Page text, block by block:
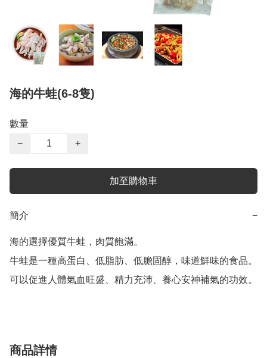
海的牛蛙(6-8隻)
數量
−
+
加至購物車
簡介 −
海的選擇優質牛蛙，肉質飽滿。
牛蛙是一種高蛋白、低脂肪、低膽固醇，味道鮮味的食品。
可以促進人體氣血旺盛、精力充沛、養心安神補氣的功效。
商品詳情